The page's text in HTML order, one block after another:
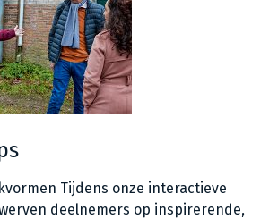
Tijdens onze interactieve
deelnemers op inspirerende,